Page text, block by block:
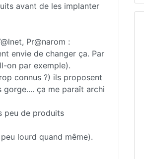
avant de les implanter
Pr@narom :
envie de changer ça. Par
on par exemple).
connus ?) ils proposent
gorge.... ça me paraît archi
peu de produits
lourd quand même).